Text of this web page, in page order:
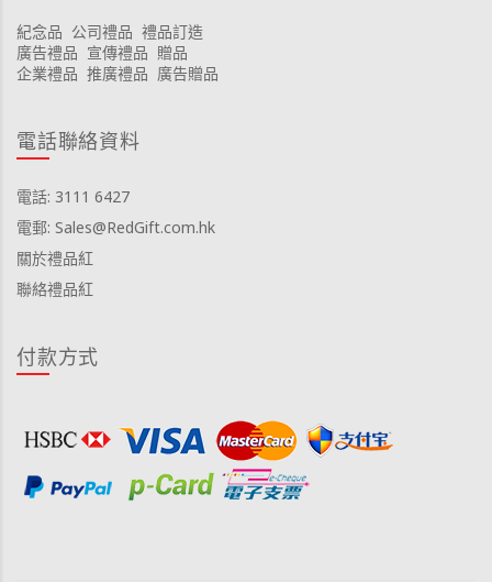
紀念品 公司禮品 禮品訂造
廣告禮品 宣傳禮品 贈品
企業禮品 推廣禮品 廣告贈品
電話聯絡資料
電話: 3111 6427
電郵: Sales@RedGift.com.hk
關於禮品紅
聯絡禮品紅
付款方式